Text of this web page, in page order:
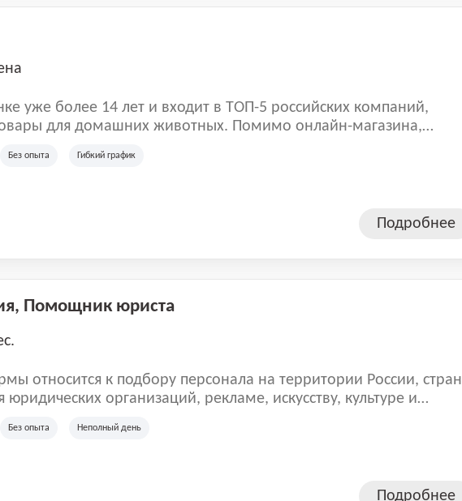
уже более 14 лет и входит в ТОП-5 российских компаний,
для домашних животных. Помимо онлайн-магазина,
России (Wildberries, Ozon, Яндекс. Маркет и
России и за ее пределами. У компании более 18 000
бренды кормов и собственные СТМ.
Без опыта Гибкий график
Подробнее
Помощник юриста
относится к подбору персонала на территории России, стран
организаций, рекламе, искусству, культуре и
Без опыта Неполный день
Подробнее